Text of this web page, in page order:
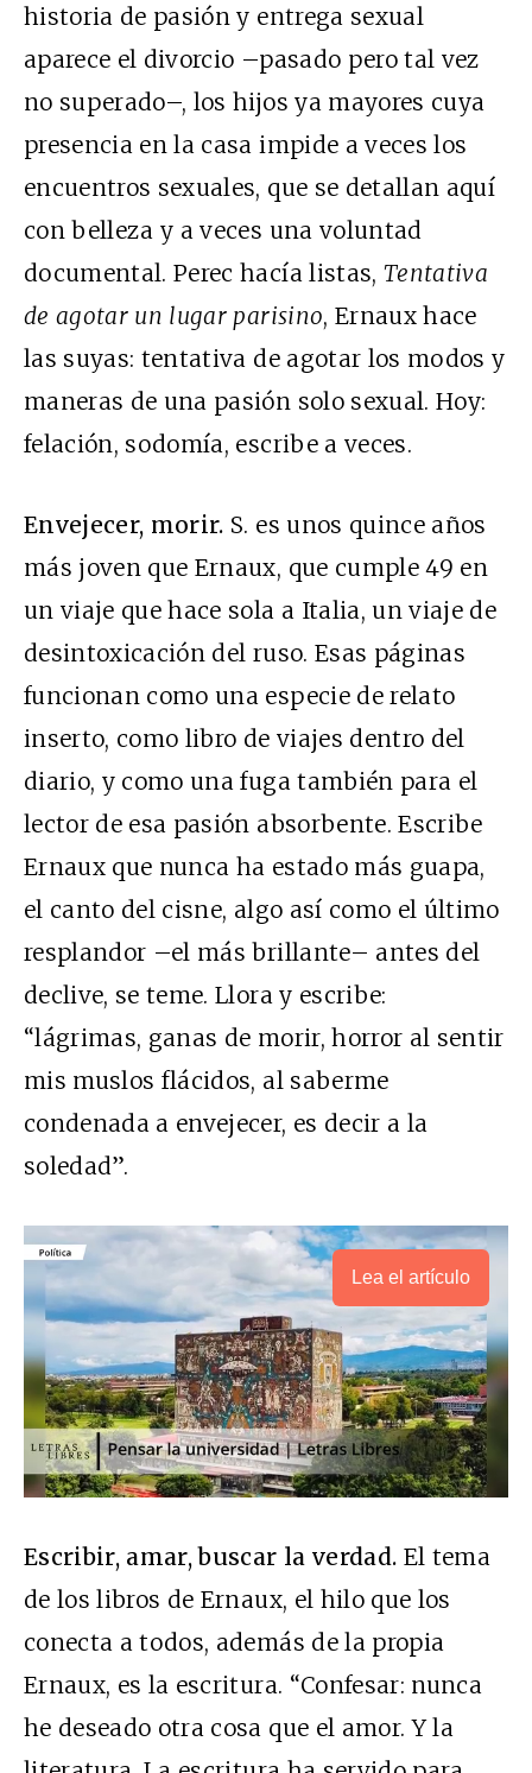
historia de pasión y entrega sexual
aparece el divorcio –pasado pero tal vez
no superado–, los hijos ya mayores cuya
presencia en la casa impide a veces los
encuentros sexuales, que se detallan aquí
con belleza y a veces una voluntad
documental. Perec hacía listas, Tentativa
de agotar un lugar parisino, Ernaux hace
las suyas: tentativa de agotar los modos y
maneras de una pasión solo sexual. Hoy:
felación, sodomía, escribe a veces.
Envejecer, morir. S. es unos quince años
más joven que Ernaux, que cumple 49 en
un viaje que hace sola a Italia, un viaje de
desintoxicación del ruso. Esas páginas
funcionan como una especie de relato
inserto, como libro de viajes dentro del
diario, y como una fuga también para el
lector de esa pasión absorbente. Escribe
Ernaux que nunca ha estado más guapa,
el canto del cisne, algo así como el último
resplandor –el más brillante– antes del
declive, se teme. Llora y escribe:
“lágrimas, ganas de morir, horror al sentir
mis muslos flácidos, al saberme
condenada a envejecer, es decir a la
soledad”.
Lea el artículo
Escribir, amar, buscar la verdad. El tema
de los libros de Ernaux, el hilo que los
conecta a todos, además de la propia
Ernaux, es la escritura. “Confesar: nunca
he deseado otra cosa que el amor. Y la